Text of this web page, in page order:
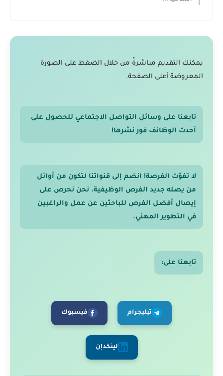
يمكنك التقديم مباشرةً من خلال الضغط على الصورة
المعروضة أعلى الصفحة.
تابعنا على وسائل التواصل الاجتماعي للحصول على
أحدث الوظائف فور نشرها!
لا تفوّت الفرصة! انضم إلى قنواتنا لتكون من أوائل
من يصله جديد الفرص الوظيفية. نحن نحرص على
إيصال أفضل الفرص للباحثين عن عمل والراغبين
في التطوير المهني.
تابعنا على:
تيليجرام فيسبوك
لينكدإن